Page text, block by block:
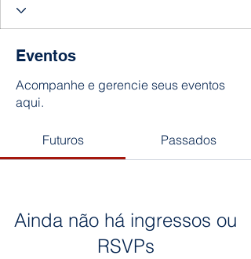
Eventos
Acompanhe e gerencie seus eventos
aqui.
Futuros Passados
Ainda não há ingressos ou
RSVPs